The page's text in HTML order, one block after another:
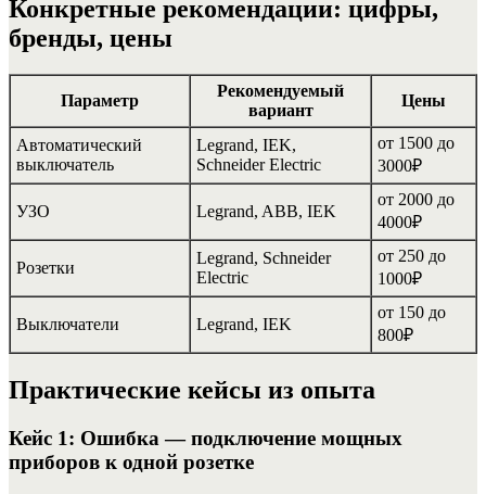
Конкретные рекомендации: цифры,
бренды, цены
Параметр
Рекомендуемый
вариант
Цены
Автоматический
выключатель
Legrand, IEK,
Schneider Electric
от 1500 до
3000₽
УЗО Legrand, ABB, IEK
от 2000 до
4000₽
Розетки
Legrand, Schneider
Electric
от 250 до
1000₽
Выключатели Legrand, IEK
от 150 до
800₽
Практические кейсы из опыта
Кейс 1: Ошибка — подключение мощных
приборов к одной розетке